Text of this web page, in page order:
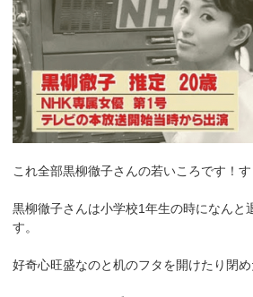
これ全部黒柳徹子さんの若いころです！す
黒柳徹子さんは小学校1年生の時になんと
す。
好奇心旺盛なのと机のフタを開けたり閉め